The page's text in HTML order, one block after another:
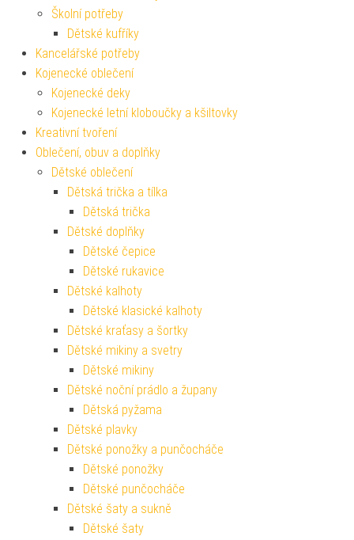
Školní potřeby
Dětské kufříky
Kancelářské potřeby
Kojenecké oblečení
Kojenecké deky
Kojenecké letní kloboučky a kšiltovky
Kreativní tvoření
Oblečení, obuv a doplňky
Dětské oblečení
Dětská trička a tílka
Dětská trička
Dětské doplňky
Dětské čepice
Dětské rukavice
Dětské kalhoty
Dětské klasické kalhoty
Dětské kraťasy a šortky
Dětské mikiny a svetry
Dětské mikiny
Dětské noční prádlo a župany
Dětská pyžama
Dětské plavky
Dětské ponožky a punčocháče
Dětské ponožky
Dětské punčocháče
Dětské šaty a sukně
Dětské šaty